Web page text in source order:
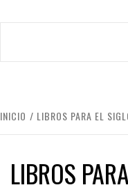
INICIO LIBROS PARA EL
LIBROS